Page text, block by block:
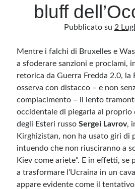
Categorie
Questo blog non rappresenta una testata
senza alcuna periodicità. Non può pertanto
sensi della legge n· 62 del 7.03.2001. L’autore non
pubblicato dai lettori nei commenti ai vari post.
ritenuti offensivi o lesivi dell’immagine o
razzisti o che contengano dati personali non
privacy. Alcune immagini inserite in questo blog
bluff
Pubblicato su 2
Mentre i falchi di Bruxelles e
a sfoderare sanzioni e proclami,
retorica da Guerra Fredda 2.0, la
osserva con distacco – e non
compiacimento – il lento
occidentale di piegarla al proprio
degli Esteri russoSergei Lavrov, i
Kirghizistan, non ha usato giri di
intuendo che non riusciranno a
Kiev come ariete”. E in effetti, se
a trasformare l’Ucraina in un
appare evidente come il